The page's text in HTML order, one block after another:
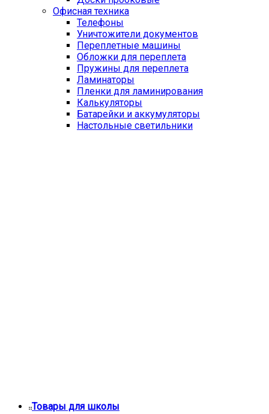
Офисная техника
Телефоны
Уничтожители документов
Переплетные машины
Обложки для переплета
Пружины для переплета
Ламинаторы
Пленки для ламинирования
Калькуляторы
Батарейки и аккумуляторы
Настольные светильники
Товары для школы